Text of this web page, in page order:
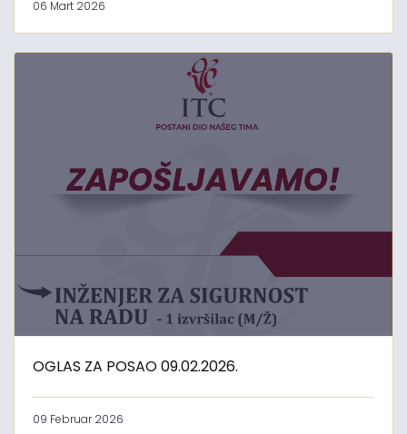
06 Mart 2026
OGLAS ZA POSAO 09.02.2026.
09 Februar 2026